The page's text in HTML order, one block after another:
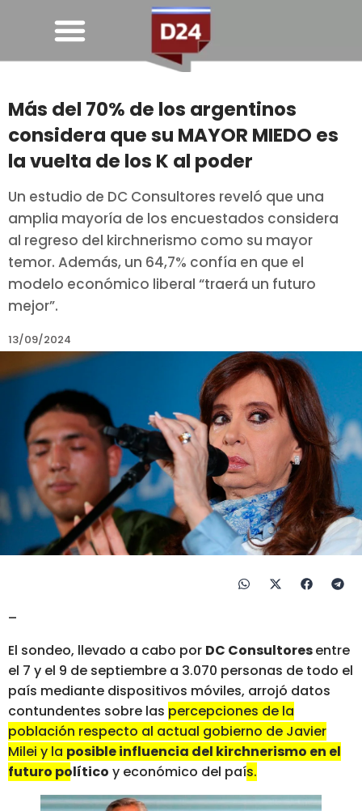
Más del 70% de los argentinos
considera que su MAYOR MIEDO es
la vuelta de los K al poder
Un estudio de DC Consultores reveló que una
amplia mayoría de los encuestados considera
al regreso del kirchnerismo como su mayor
temor. Además, un 64,7% confía en que el
modelo económico liberal “traerá un futuro
mejor”.
13/09/2024
–
El sondeo, llevado a cabo por DC Consultoresentre
el 7 y el 9 de septiembre a 3.070 personas de todo el
país mediante dispositivos móviles, arrojó datos
contundentes sobre las percepciones de la
población respecto al actual gobierno de Javier
Milei y la posible influencia del kirchnerismo en el
futuro político y económico del país.